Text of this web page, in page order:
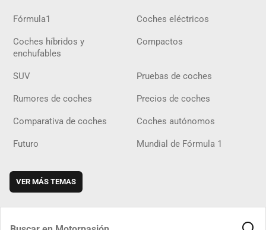
Fórmula1 Coches eléctricos
Coches híbridos y
enchufables
Compactos
SUV Pruebas de coches
Rumores de coches Precios de coches
Comparativa de coches Coches autónomos
Futuro Mundial de Fórmula 1
VER MÁS TEMAS